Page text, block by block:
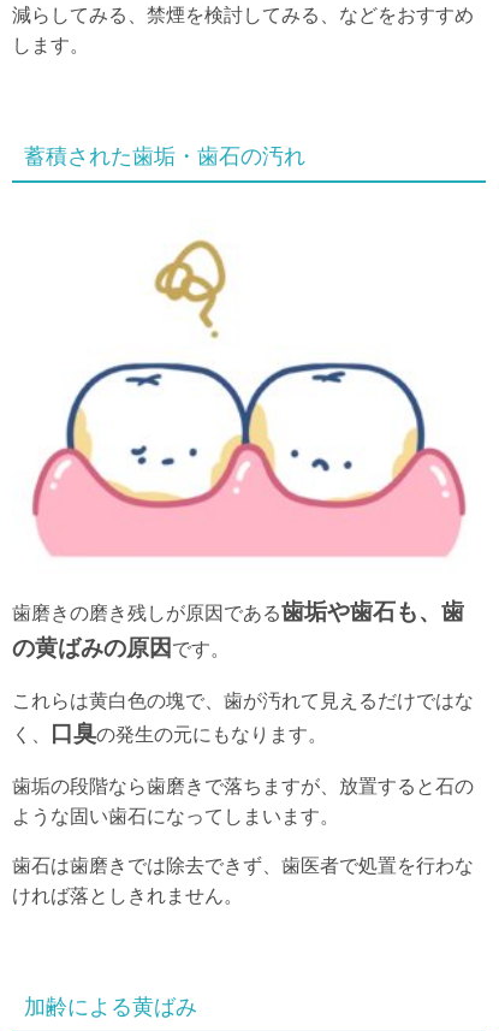
減らしてみる、禁煙を検討してみる、などをおすすめ
します。
蓄積された歯垢・歯石の汚れ
歯磨きの磨き残しが原因である歯垢や歯石も、歯
の黄ばみの原因 です。
これらは黄白色の塊で、歯が汚れて見えるだけではな
く、
口臭の発生の元にもなります。
歯垢の段階なら歯磨きで落ちますが、放置すると石の
ような固い歯石になってしまいます。
歯石は歯磨きでは除去できず、歯医者で処置を行わな
ければ落としきれません。
加齢による黄ばみ